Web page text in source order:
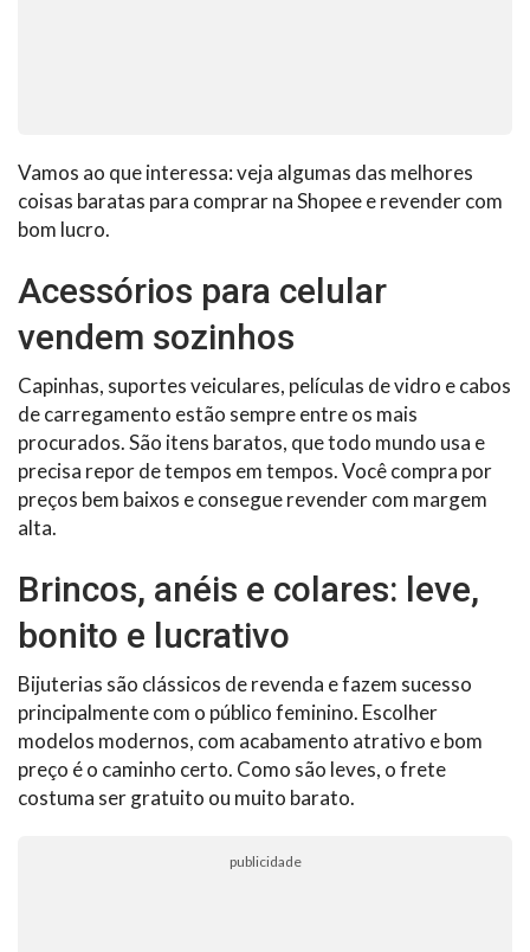
Vamos ao que interessa: veja algumas das melhores
coisas baratas para comprar na Shopee e revender com
bom lucro.
Acessórios para celular
vendem sozinhos
Capinhas, suportes veiculares, películas de vidro e cabos
de carregamento estão sempre entre os mais
procurados. São itens baratos, que todo mundo usa e
precisa repor de tempos em tempos. Você compra por
preços bem baixos e consegue revender com margem
alta.
Brincos, anéis e colares: leve,
bonito e lucrativo
Bijuterias são clássicos de revenda e fazem sucesso
principalmente com o público feminino. Escolher
modelos modernos, com acabamento atrativo e bom
preço é o caminho certo. Como são leves, o frete
costuma ser gratuito ou muito barato.
publicidade